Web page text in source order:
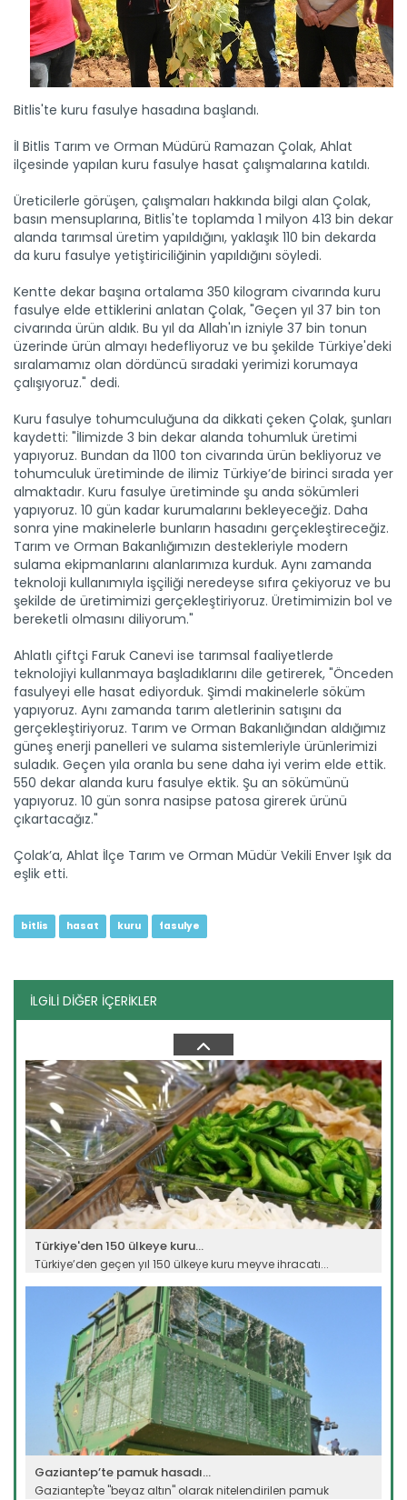
Bitlis'te kuru fasulye hasadına başlandı.
İl Bitlis Tarım ve Orman Müdürü Ramazan Çolak, Ahlat
ilçesinde yapılan kuru fasulye hasat çalışmalarına katıldı.
Üreticilerle görüşen, çalışmaları hakkında bilgi alan Çolak,
basın mensuplarına, Bitlis'te toplamda 1 milyon 413 bin dekar
alanda tarımsal üretim yapıldığını, yaklaşık 110 bin dekarda
da kuru fasulye yetiştiriciliğinin yapıldığını söyledi.
Kentte dekar başına ortalama 350 kilogram civarında kuru
fasulye elde ettiklerini anlatan Çolak, "Geçen yıl 37 bin ton
civarında ürün aldık. Bu yıl da Allah'ın izniyle 37 bin tonun
üzerinde ürün almayı hedefliyoruz ve bu şekilde Türkiye'deki
sıralamamız olan dördüncü sıradaki yerimizi korumaya
çalışıyoruz." dedi.
Kuru fasulye tohumculuğuna da dikkati çeken Çolak, şunları
kaydetti: "İlimizde 3 bin dekar alanda tohumluk üretimi
yapıyoruz. Bundan da 1100 ton civarında ürün bekliyoruz ve
tohumculuk üretiminde de ilimiz Türkiye’de birinci sırada yer
almaktadır. Kuru fasulye üretiminde şu anda sökümleri
yapıyoruz. 10 gün kadar kurumalarını bekleyeceğiz. Daha
sonra yine makinelerle bunların hasadını gerçekleştireceğiz.
Tarım ve Orman Bakanlığımızın destekleriyle modern
sulama ekipmanlarını alanlarımıza kurduk. Aynı zamanda
teknoloji kullanımıyla işçiliği neredeyse sıfıra çekiyoruz ve bu
şekilde de üretimimizi gerçekleştiriyoruz. Üretimimizin bol ve
bereketli olmasını diliyorum."
Ahlatlı çiftçi Faruk Canevi ise tarımsal faaliyetlerde
teknolojiyi kullanmaya başladıklarını dile getirerek, "Önceden
fasulyeyi elle hasat ediyorduk. Şimdi makinelerle söküm
yapıyoruz. Aynı zamanda tarım aletlerinin satışını da
gerçekleştiriyoruz. Tarım ve Orman Bakanlığından aldığımız
güneş enerji panelleri ve sulama sistemleriyle ürünlerimizi
suladık. Geçen yıla oranla bu sene daha iyi verim elde ettik.
550 dekar alanda kuru fasulye ektik. Şu an sökümünü
yapıyoruz. 10 gün sonra nasipse patosa girerek ürünü
çıkartacağız."
Çolak’a, Ahlat İlçe Tarım ve Orman Müdür Vekili Enver Işık da
eşlik etti.
bitlis hasat kuru fasulye
İLGİLİ DİĞER İÇERİKLER
Hasat edilen fındıklar...
Karadeniz'de fındık hasadı tamamlandı. Kurutulan fındıklar
kırım...
Devamını Oku ->
Sakarya'nın 12 ilçesinde...
Sakarya’da Tarım ve Orman Bakanlığının "Tarım
Arazilerinin...
Devamını Oku ->
Isparta’da destekle kurulan...
Isparta'nın Yalvaç ilçesinin Kuyucak köyünde, devletin
verdiği...
Muş karpuzdan 2 milyar TL...
Muş'ta çiftçiler tarafından 40 bin dekar alana ekimi yapılan...
Devamını Oku ->
Türkiye'den 150 ülkeye kuru...
Türkiye’den geçen yıl 150 ülkeye kuru meyve ihracatı...
Devamını Oku ->
Gaziantep’te pamuk hasadı...
Gaziantep'te "beyaz altın" olarak nitelendirilen pamuk